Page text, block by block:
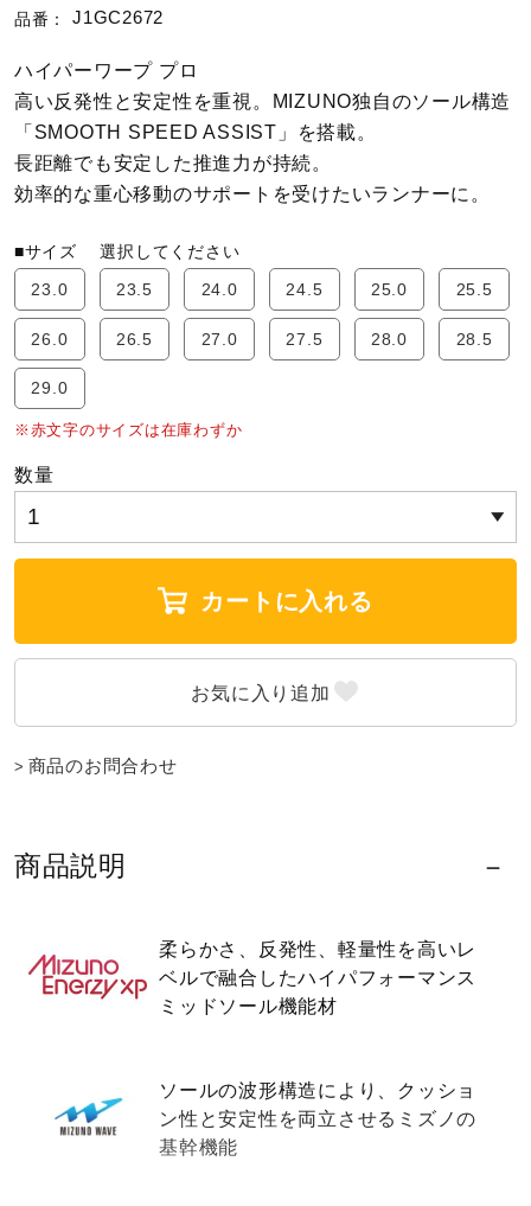
卓球
ソフトボール
柔道
ウィンタースポーツ
ライフスタイルグッズ
健康／エクササイズ
メディカル
品番： J1GC2672
ハイパーワープ プロ
高い反発性と安定性を重視。MIZUNO独自のソール構造
「SMOOTH SPEED ASSIST」を搭載。
長距離でも安定した推進力が持続。
効率的な重心移動のサポートを受けたいランナーに。
■サイズ選択してください
23.0
23.5 24.0 24.5 25.0 25.5
26.0 26.5 27.0 27.5 28.0 28.5
29.0
※赤文字のサイズは在庫わずか
数量
カートに入れる
商品のお問合わせ
商品説明
柔らかさ、反発性、軽量性を高いレ
ベルで融合したハイパフォーマンス
ミッドソール機能材
ソールの波形構造により、クッショ
ン性と安定性を両立させるミズノの
基幹機能